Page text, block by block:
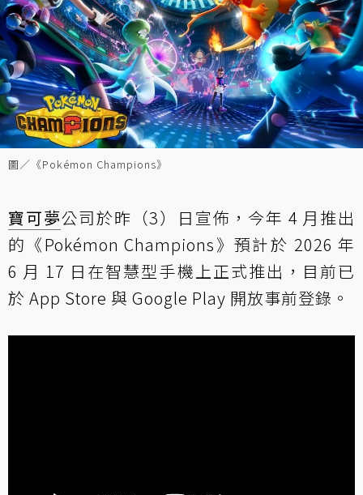
圖／《Pokémon Champions》
寶可夢公司於昨（3）日宣佈，今年 4 月推出
的《Pokémon Champions》預計於 2026 年
6 月 17 日在智慧型手機上正式推出，目前已
於 App Store 與 Google Play 開放事前登錄。